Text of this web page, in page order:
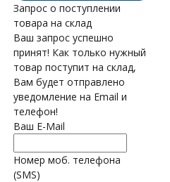
Запрос о поступлении
товара на склад
Ваш запрос успешно
принят! Как только нужный
товар поступит на склад,
Вам будет отправлено
уведомление на Email и
телефон!
Ваш E-Mail
Номер моб. телефона
(SMS)